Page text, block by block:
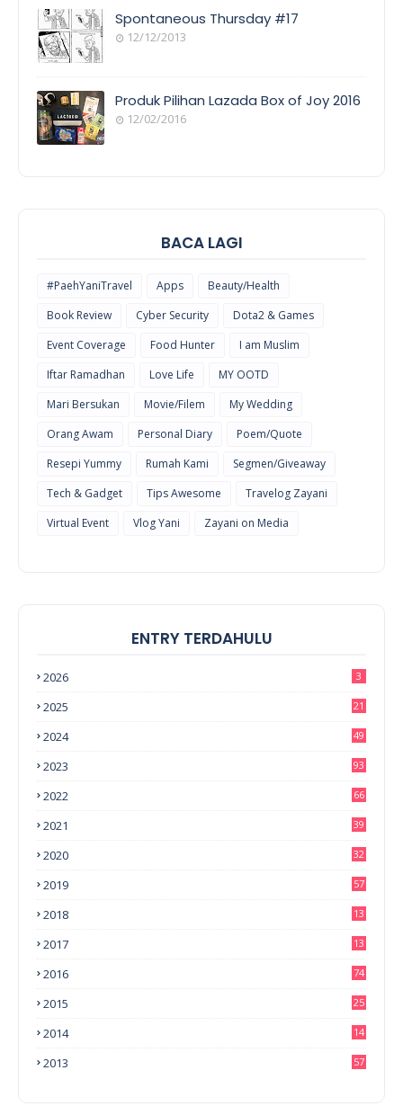
COVERAGE
E
Spontaneous Thursday #17
12/12/2013
Produk Pilihan Lazada Box of Joy 2016
12/02/2016
BACA LAGI
#PaehYaniTravel Apps
Beauty/Health
Book Review
Cyber Security
Dota2 & Games
Event Coverage
Food Hunter
I am Muslim
Iftar Ramadhan
Love Life
MY OOTD
Mari Bersukan
Movie/Filem
My Wedding
Orang Awam
Personal Diary
Poem/Quote
Resepi Yummy
Rumah Kami
Segmen/Giveaway
Tech & Gadget
Tips Awesome
Travelog Zayani
Virtual Event
Vlog Yani Zayani on Media
ENTRY TERDAHULU
2026 3
2025 21
2024 49
2023 93
2022 66
2021 39
2020 32
2019 57
2018
13
2017
13
2016 74
2015 25
2014
14
2013 57